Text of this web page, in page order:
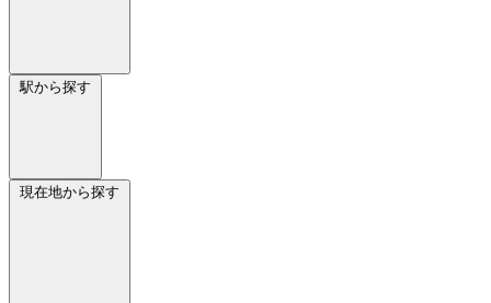
駅から探す
現在地から探す